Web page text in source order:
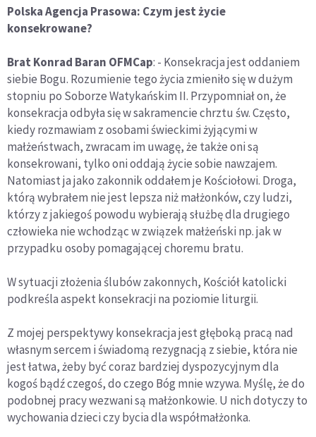
Polska Agencja Prasowa: Czym jest życie
konsekrowane?
Brat Konrad Baran OFMCap: - Konsekracja jest oddaniem
siebie Bogu. Rozumienie tego życia zmieniło się w dużym
stopniu po Soborze Watykańskim II. Przypomniał on, że
konsekracja odbyła się w sakramencie chrztu św. Często,
kiedy rozmawiam z osobami świeckimi żyjącymi w
małżeństwach, zwracam im uwagę, że także oni są
konsekrowani, tylko oni oddają życie sobie nawzajem.
Natomiast ja jako zakonnik oddałem je Kościołowi. Droga,
którą wybrałem nie jest lepsza niż małżonków, czy ludzi,
którzy z jakiegoś powodu wybierają służbę dla drugiego
człowieka nie wchodząc w związek małżeński np. jak w
przypadku osoby pomagającej choremu bratu.
W sytuacji złożenia ślubów zakonnych, Kościół katolicki
podkreśla aspekt konsekracji na poziomie liturgii.
Z mojej perspektywy konsekracja jest głęboką pracą nad
własnym sercem i świadomą rezygnacją z siebie, która nie
jest łatwa, żeby być coraz bardziej dyspozycyjnym dla
kogoś bądź czegoś, do czego Bóg mnie wzywa. Myślę, że do
podobnej pracy wezwani są małżonkowie. U nich dotyczy to
wychowania dzieci czy bycia dla współmałżonka.